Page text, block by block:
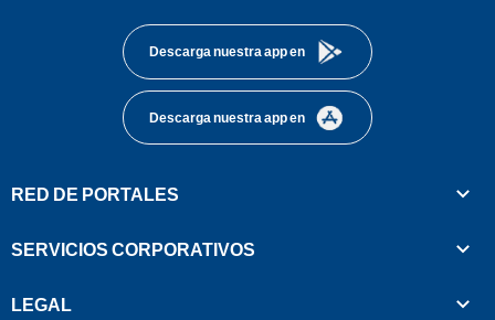
Descarga nuestra app en
Descarga nuestra app en
RED DE PORTALES
SERVICIOS CORPORATIVOS
LEGAL